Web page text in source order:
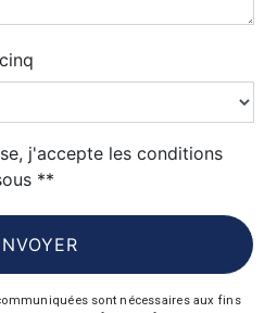
j'accepte les conditions
**
sont nécessaires aux fins